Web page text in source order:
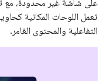
على شاشة غير محدودة، مع
تعمل اللوحات المكانية
التفاعلية والمحتوى الغامر.